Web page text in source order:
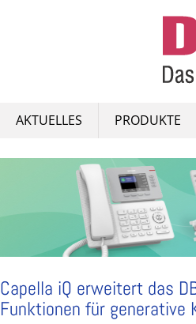
AKTUELLES PRODUKTE
Capella iQ erweitert das
Funktionen für generative